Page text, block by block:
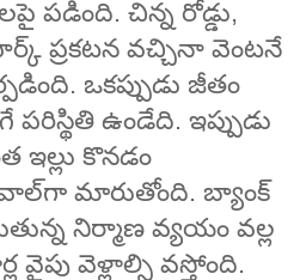
పడింది. చిన్న రోడ్డు,
ప్రకటన వచ్చినా వెంటనే
ఒకప్పుడు జీతం
ఉండేది. ఇప్పుడు
కొనడం
మారుతోంది. బ్యాంక్
నిర్మాణ వ్యయం వల్ల
వెళ్లాల్సి వస్తోంది.